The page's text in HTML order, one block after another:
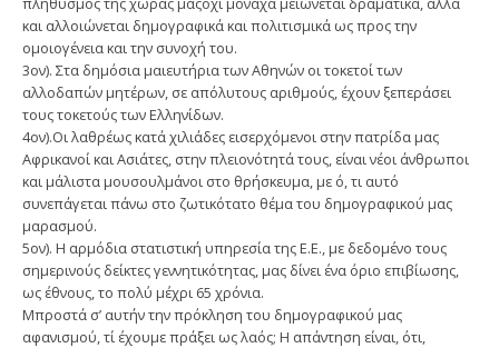
και αλλοιώνεται δημογραφικά και πολιτισμικά ως προς την
ομοιογένεια και την συνοχή του.
3ον). Στα δημόσια μαιευτήρια των Αθηνών οι τοκετοί των
αλλοδαπών μητέρων, σε απόλυτους αριθμούς, έχουν ξεπεράσει
τους τοκετούς των Ελληνίδων.
4ον).Οι λαθρέως κατά χιλιάδες εισερχόμενοι στην πατρίδα μας
Αφρικανοί και Ασιάτες, στην πλειονότητά τους, είναι νέοι άνθρωποι
και μάλιστα μουσουλμάνοι στο θρήσκευμα, με ό, τι αυτό
συνεπάγεται πάνω στο ζωτικότατο θέμα του δημογραφικού μας
μαρασμού.
5ον). Η αρμόδια στατιστική υπηρεσία της Ε.Ε., με δεδομένο τους
σημερινούς δείκτες γεννητικότητας, μας δίνει ένα όριο επιβίωσης,
ως έθνους, το πολύ μέχρι 65 χρόνια.
Μπροστά σ’ αυτήν την πρόκληση του δημογραφικού μας
αφανισμού, τί έχουμε πράξει ως λαός; Η απάντηση είναι, ότι,